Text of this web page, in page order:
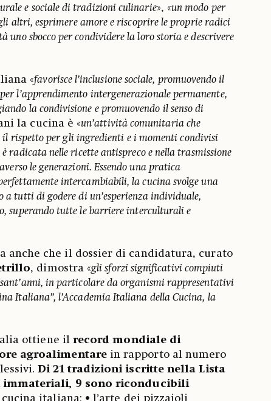
e sociale di tradizioni culinarie», «un modo per
altri, esprimere amore e riscoprire le proprie radici
uno sbocco per condividere la loro storia e descrivere
«favorisce l’inclusione sociale, promuovendo il
l’apprendimento intergenerazionale permanente,
la condivisione e promuovendo il senso di
la cucina è «un’attività comunitaria che
rispetto per gli ingredienti e i momenti condivisi
radicata nelle ricette antispreco e nella trasmissione
le generazioni. Essendo una pratica
intercambiabili, la cucina svolge una
a tutti di godere di un’esperienza individuale,
superando tutte le barriere interculturali e
anche che il dossier di candidatura, curato
, dimostra «gli sforzi significativi compiuti
in particolare da organismi rappresentativi
Italiana”, l’Accademia Italiana della Cucina, la
ottiene il record mondiale di
agroalimentarein rapporto al numero
Di 21 tradizioni iscritte nella Lista
9 sono riconducibili
cucina italiana; • l’arte dei pizzaioli